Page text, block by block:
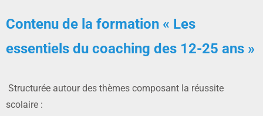
Contenu de la formation « Les
essentiels du coaching des 12-25 ans »
Structurée autour des thèmes composant la réussite
scolaire :